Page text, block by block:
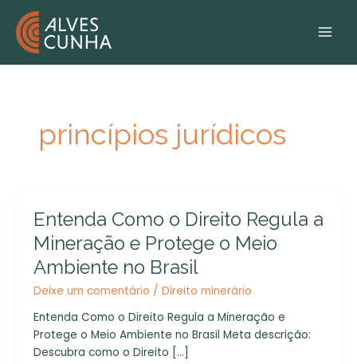
para
princípios jurídicos
Entenda Como o Direito Regula a
Mineração e Protege o Meio
Ambiente no Brasil
Deixe um comentário / Direito minerário
Entenda Como o Direito Regula a Mineração e
Protege o Meio Ambiente no Brasil Meta descrição:
Descubra como o Direito […]
Entenda
Como
o
Direito
Regula
Mineração
e
Protege